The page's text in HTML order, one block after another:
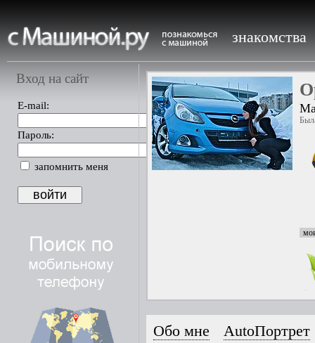
знакомства
Вход на сайт
E-mail:
Пароль:
запомнить меня
Обо мне AutoПортрет